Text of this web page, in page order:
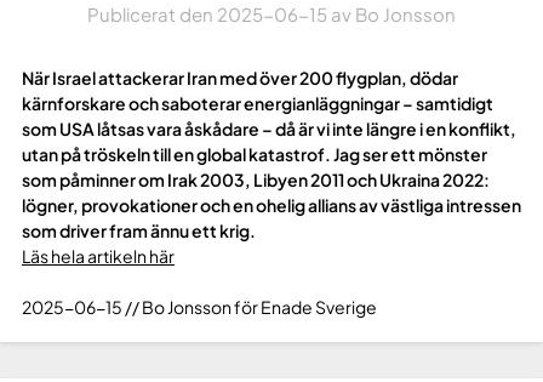
Publicerat den 2025-06-15 av Bo Jonsson
När Israel attackerar Iran med över 200 flygplan, dödar
kärnforskare och saboterar energianläggningar – samtidigt
som USA låtsas vara åskådare – då är vi inte längre i en konflikt,
utan på tröskeln till en global katastrof. Jag ser ett mönster
som påminner om Irak 2003, Libyen 2011 och Ukraina 2022:
lögner, provokationer och en ohelig allians av västliga intressen
som driver fram ännu ett krig.
Läs hela artikeln här
2025-06-15 // Bo Jonsson för Enade Sverige